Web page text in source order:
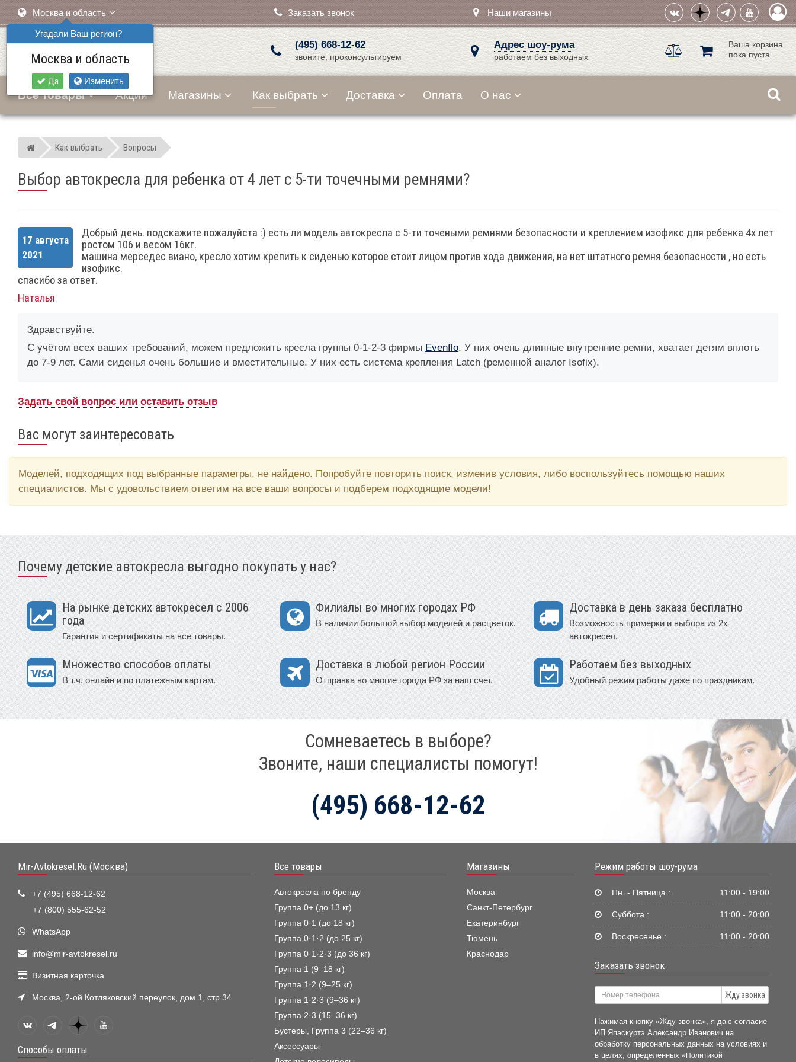
Москва и область
Угадали Ваш регион?
Москва и область
Да Изменить
Заказать звонок Наши магазины
(495) 668-12-62
звоните, проконсультируем
Адрес шоу-рума
работаем без выходных
Ваша корзина
пока пуста
Все товары Акции Магазины Как выбрать Доставка Оплата О нас
Мир детских автокресел
Как выбрать Вопросы
Выбор автокресла для ребенка от 4 лет с 5-ти точечными ремнями?
17 августа
2021
Добрый день. подскажите пожалуйста :) есть ли модель автокресла с 5-ти точеными ремнями безопасности и креплением изофикс для ребёнка 4х лет
ростом 106 и весом 16кг.
машина мерседес виано, кресло хотим крепить к сиденью которое стоит лицом против хода движения, на нет штатного ремня безопасности , но есть
изофикс.
спасибо за ответ.
Наталья
Здравствуйте.
С учётом всех ваших требований, можем предложить кресла группы 0-1-2-3 фирмы Evenflo. У них очень длинные внутренние ремни, хватает детям вплоть
до 7-9 лет. Сами сиденья очень большие и вместительные. У них есть система крепления Latch (ременной аналог Isofix).
Задать свой вопрос или оставить отзыв
Вас могут заинтересовать
Моделей, подходящих под выбранные параметры, не найдено. Попробуйте повторить поиск, изменив условия, либо воспользуйтесь помощью наших
специалистов. Мы с удовольствием ответим на все ваши вопросы и подберем подходящие модели!
Почему детские автокресла выгодно покупать у нас?
На рынке детских автокресел с 2006
года
Гарантия и сертификаты на все товары.
Филиалы во многих городах РФ
В наличии большой выбор моделей и расцветок.
Доставка в день заказа бесплатно
Возможность примерки и выбора из 2х
автокресел.
Множество способов оплаты
В т.ч. онлайн и по платежным картам.
Доставка в любой регион России
Отправка во многие города РФ за наш счет.
Работаем без выходных
Удобный режим работы даже по праздникам.
Сомневаетесь в выборе?
Звоните, наши специалисты помогут!
(495) 668-12-62
Mir-Avtokresel.Ru (Москва)
+7 (495) 668-12-62
+7 (800) 555-62-52
WhatsApp
info@mir-avtokresel.ru
Визитная карточка
Москва, 2-ой Котляковский переулок, дом 1, стр.34
Способы оплаты
Все товары
Автокресла по бренду
Группа 0+ (до 13 кг)
Группа 0·1 (до 18 кг)
Группа 0·1·2 (до 25 кг)
Группа 0·1·2·3 (до 36 кг)
Группа 1 (9–18 кг)
Группа 1·2 (9–25 кг)
Группа 1·2·3 (9–36 кг)
Группа 2·3 (15–36 кг)
Бустеры, Группа 3 (22–36 кг)
Аксессуары
Магазины
Москва
Санкт-Петербург
Екатеринбург
Тюмень
Краснодар
Режим работы шоу-рума
Пн. - Пятница : 11:00 - 19:00
Суббота : 11:00 - 20:00
Воскресенье : 11:00 - 20:00
Заказать звонок
Жду звонка
Нажимая кнопку «Жду звонка», я даю согласие
ИП Япэскуртэ Александр Иванович на
обработку персональных данных на условиях и
в целях, определённых«Политикой